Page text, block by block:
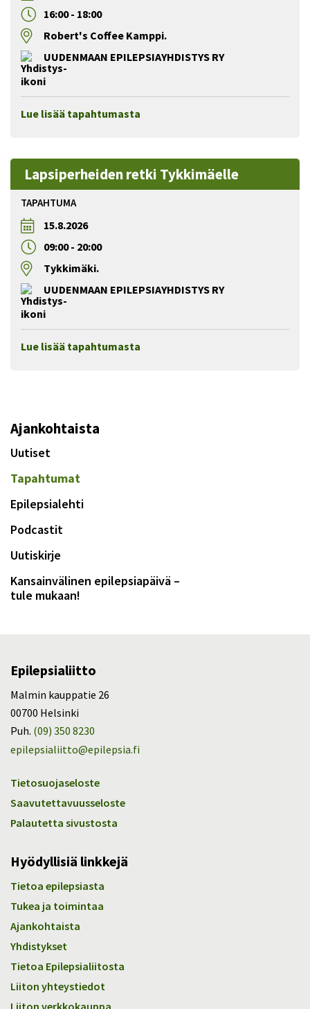
16:00- 18:00
Robert's Coffee Kamppi.
UUDENMAAN EPILEPSIAYHDISTYS RY
Lue lisää tapahtumasta
Lapsiperheiden retki Tykkimäelle
TAPAHTUMA
15.8.2026
09:00- 20:00
Tykkimäki.
UUDENMAAN EPILEPSIAYHDISTYS RY
Lue lisää tapahtumasta
Ajankohtaista
Uutiset
Tapahtumat
Epilepsialehti
Podcastit
Uutiskirje
Kansainvälinen epilepsiapäivä –
tule mukaan!
Epilepsialiitto
Malmin kauppatie 26
00700 Helsinki
Puh. (09) 350 8230
epilepsialiitto@epilepsia.fi
Tietosuojaseloste
Saavutettavuusseloste
Palautetta sivustosta
Hyödyllisiä linkkejä
Tietoa epilepsiasta
Tukea ja toimintaa
Ajankohtaista
Yhdistykset
Tietoa Epilepsialiitosta
Liiton yhteystiedot